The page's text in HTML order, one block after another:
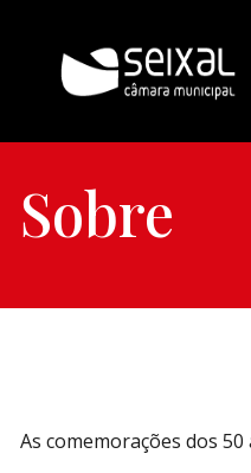
Sobre
As comemorações dos